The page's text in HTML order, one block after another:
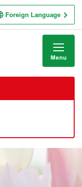
Foreign Language